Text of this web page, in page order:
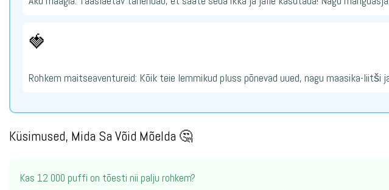
🍓
Rohkem maitseaventureid: Kõik teie lemmikud pluss põnevad uued, nagu maasika-
Küsimused, Mida Sa Võid Mõelda 🤔
Kas 12 000 puffi on tõesti nii palju rohkem?